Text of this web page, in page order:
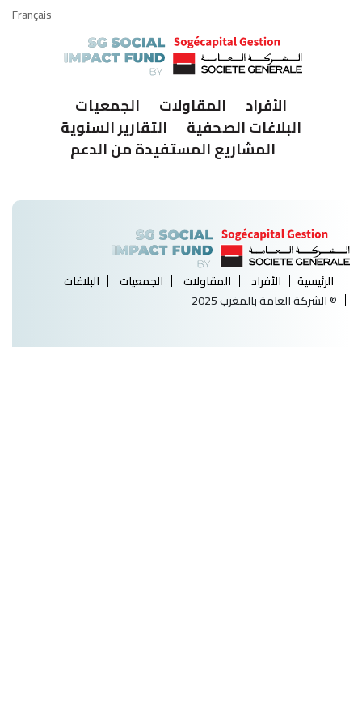
الأفراد المقاولات
الجمعيات
البلاغات الصحفية
التقارير السنوية
المشاريع المستفيدة من الدعم
Français
الرئيسية الأفراد المقاولات الجمعيات
البلاغات
© الشركة العامة بالمغرب 2025